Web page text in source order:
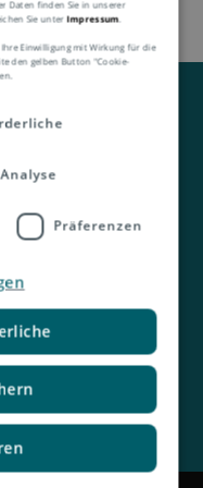
Daten finden Sie in unserer
Sie unterImpressum.
Einwilligung mit Wirkung für die
den gelben Button "Cookie-
Präferenzen